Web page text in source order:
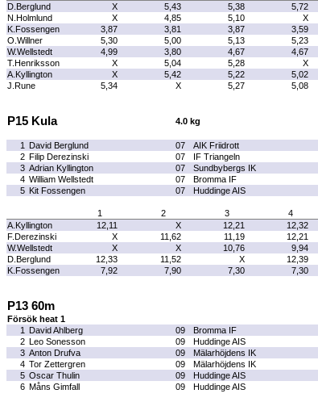
D.Berglund
X 5,43 5,38 5,72
N.Holmlund
X 4,85 5,10 X
K.Fossengen
3,87 3,81 3,87 3,59
O.Willner
5,30 5,00 5,13 5,23
W.Wellstedt
4,99 3,80 4,67 4,67
T.Henriksson
X 5,04 5,28 X
A.Kyllington
X 5,42 5,22 5,02
J.Rune
5,34 X 5,27 5,08
P15 Kula
4.0 kg
1
David Berglund 07 AIK Friidrott
2 Filip Derezinski 07 IF Triangeln
3 Adrian Kyllington 07 Sundbybergs IK
4 William Wellstedt 07 Bromma IF
5 Kit Fossengen 07 Huddinge AIS
1 2 3 4
A.Kyllington
12,11 X 12,21 12,32
F.Derezinski
X 11,62 11,19 12,21
W.Wellstedt
X X 10,76 9,94
D.Berglund
12,33 11,52 X 12,39
K.Fossengen
7,92 7,90 7,30 7,30
P13 60m
Försök heat 1
1
David Ahlberg 09 Bromma IF
2 Leo Sonesson 09 Huddinge AIS
3 Anton Drufva 09 Mälarhöjdens IK
4 Tor Zettergren 09 Mälarhöjdens IK
5 Oscar Thulin 09 Huddinge AIS
6 Måns Gimfall 09 Huddinge AIS